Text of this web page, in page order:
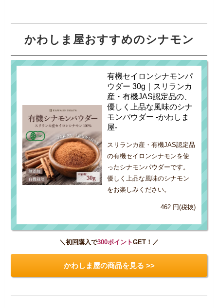
かわしま屋おすすめのシナモン
有機セイロンシナモンパ
ウダー 30g｜スリランカ
産・有機JAS認定品の、
優しく上品な風味のシナ
モンパウダー -かわしま
屋-
スリランカ産・有機JAS認定品
の有機セイロンシナモンを使
ったシナモンパウダーです。
優しく上品な風味のシナモン
をお楽しみください。
462 円(税抜)
＼初回購入で300ポイントGET！／
かわしま屋の商品を見る >>